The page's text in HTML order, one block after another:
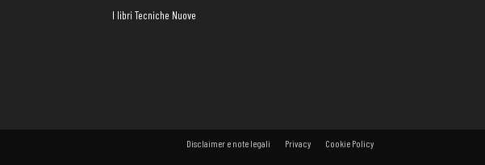
I libri Tecniche Nuove
Disclaimer e note legali Privacy Cookie Policy